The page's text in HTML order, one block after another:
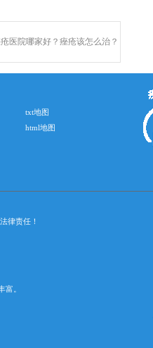
医院哪家好？痤疮该怎么治？
txt地图
html地图
律责任！
富。